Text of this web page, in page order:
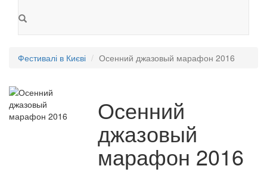
Фестивалі в Києві Осенний джазовый марафон 2016
Осенний
джазовый
марафон 2016